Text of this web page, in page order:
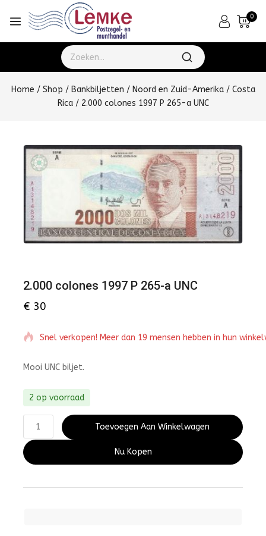
0
Home / Shop / Bankbiljetten / Noord en Zuid-Amerika / Costa
Rica / 2.000 colones 1997 P 265-a UNC
2.000 colones 1997 P 265-a UNC
€ 30
Snel verkopen! Meer dan 19 mensen hebben in hun
Mooi UNC biljet.
2 op voorraad
Toevoegen Aan Winkelwagen
Nu Kopen